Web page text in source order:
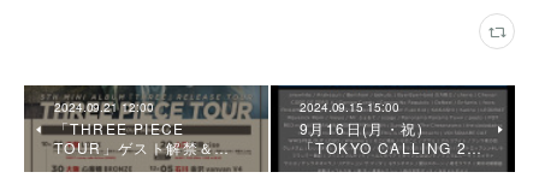
2024.09.21 12:00
「THREE PIECE
TOUR」ゲスト解禁＆…
2024.09.15 15:00
9月16日(月・祝)
「TOKYO CALLING 2…